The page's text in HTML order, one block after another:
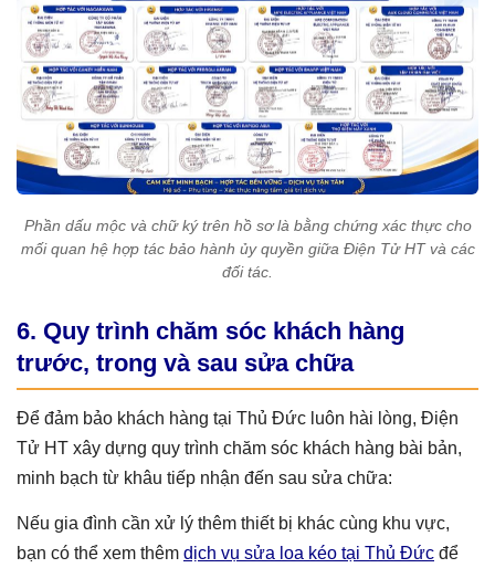
Phần dấu mộc và chữ ký trên hồ sơ là bằng chứng xác thực cho
mối quan hệ hợp tác bảo hành ủy quyền giữa Điện Tử HT và các
đối tác.
6. Quy trình chăm sóc khách hàng
trước, trong và sau sửa chữa
Để đảm bảo khách hàng tại Thủ Đức luôn hài lòng, Điện
Tử HT xây dựng quy trình chăm sóc khách hàng bài bản,
minh bạch từ khâu tiếp nhận đến sau sửa chữa:
Nếu gia đình cần xử lý thêm thiết bị khác cùng khu vực,
bạn có thể xem thêm dịch vụ sửa loa kéo tại Thủ Đức để